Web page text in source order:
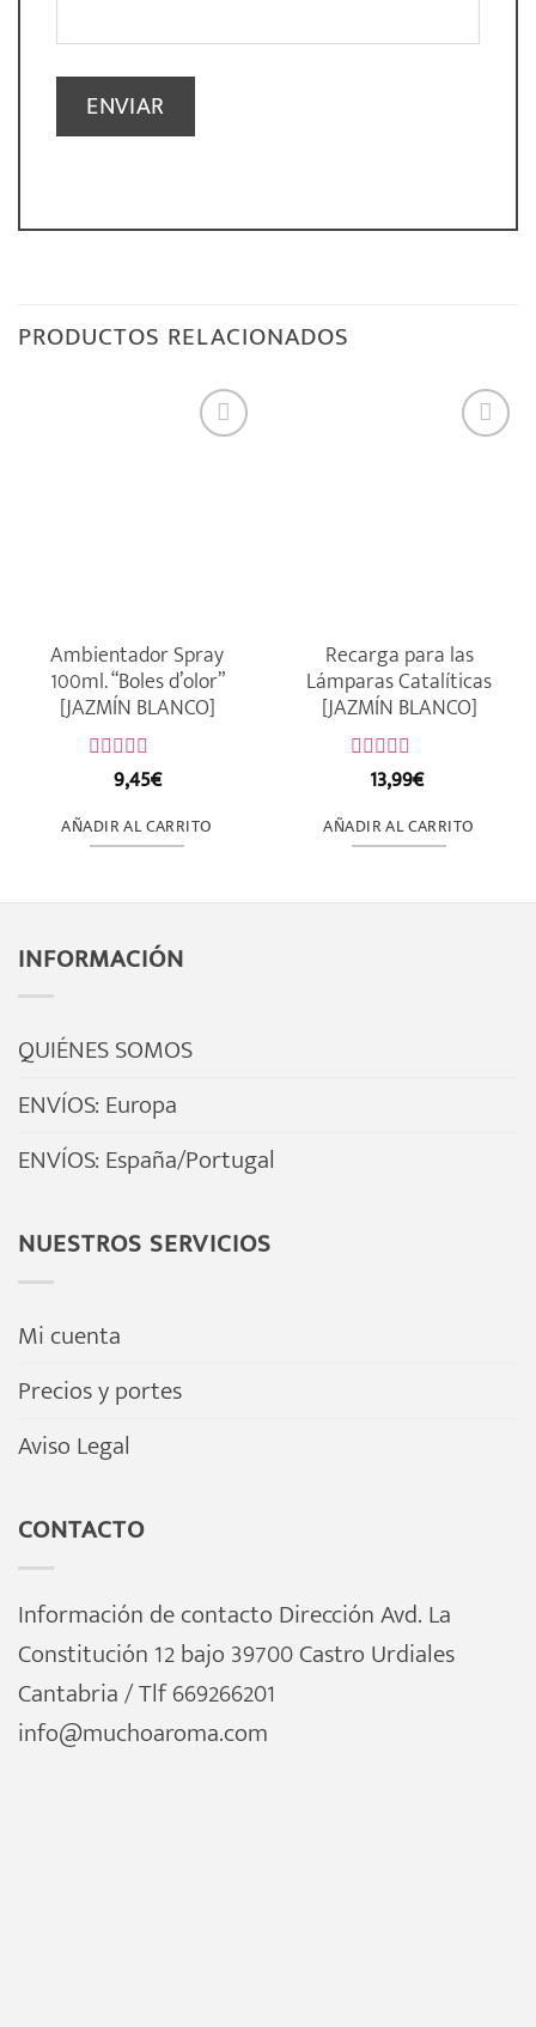
PRODUCTOS RELACIONADOS
Ambientador Spray
100ml. “Boles d’olor”
[JAZMÍN BLANCO]
Valorado
de
5
9,45€
AÑADIR AL CARRITO
Recarga para las
Lámparas Catalíticas
[JAZMÍN BLANCO]
Valorado
de
5
13,99€
AÑADIR AL CARRITO
INFORMACIÓN
QUIÉNES SOMOS
ENVÍOS: Europa
ENVÍOS: España/Portugal
NUESTROS SERVICIOS
Mi cuenta
Precios y portes
Aviso Legal
CONTACTO
Información de contacto Dirección Avd. La
Constitución 12 bajo 39700 Castro Urdiales
Cantabria / Tlf 669266201
info@muchoaroma.com